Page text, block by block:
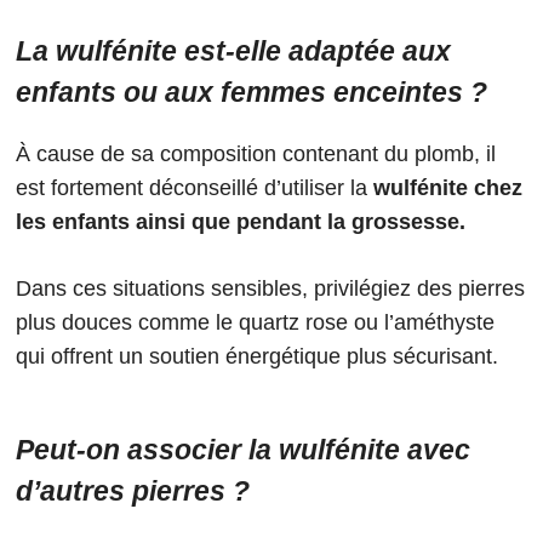
La wulfénite est-elle adaptée aux
enfants ou aux femmes enceintes ?
À cause de sa composition contenant du plomb, il
est fortement déconseillé d’utiliser la wulfénite chez
les enfants ainsi que pendant la grossesse.
Dans ces situations sensibles, privilégiez des pierres
plus douces comme le quartz rose ou l’améthyste
qui offrent un soutien énergétique plus sécurisant.
Peut-on associer la wulfénite avec
d’autres pierres ?